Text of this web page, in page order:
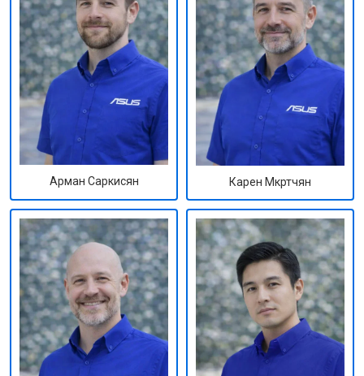
Арман Саркисян Карен Мкртчян